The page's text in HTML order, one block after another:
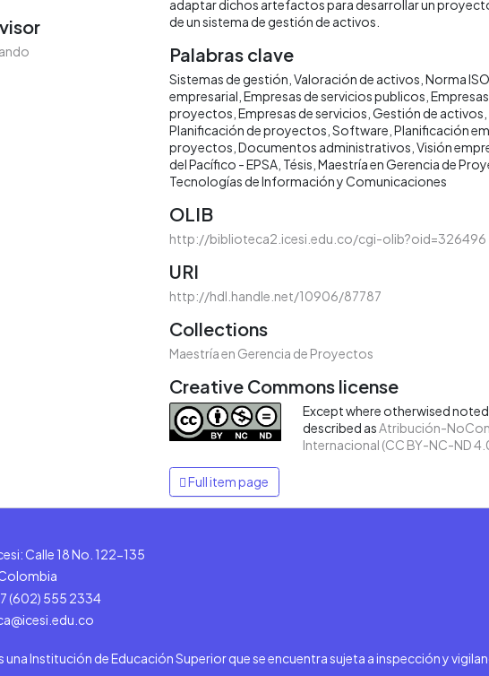
adaptar dichos artefactos para desarrollar un
de un sistema de gestión de activos.
Palabras clave
Sistemas de gestión Valoración de activos Norma
empresarial Empresas de servicios publicos
proyectos Empresas de servicios Gestión de activos
Planificación de proyectos Software Planificación
proyectos Documentos administrativos Visión
del Pacífico - EPSA Tésis Maestría en Gerencia de
Tecnologías de Información y Comunicaciones
OLIB
http://biblioteca2.icesi.edu.co/cgi-olib?oid=326496
URI
http://hdl.handle.net/10906/87787
Collections
Maestría en Gerencia de Proyectos
Creative Commons license
Except where otherwised
described as Atribución-
Internacional (CC BY-NC-ND
Full item page
Calle 18 No. 122-135
(602) 555 2334
una Institución de Educación Superior que se encuentra sujeta a inspección y